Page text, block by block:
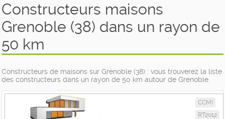
Constructeurs maisons
Grenoble (38) dans un rayon de
50 km
Constructeurs de maisons sur Grenoble (38) : vous trouverez la liste
des constructeurs dans un rayon de 50 km autour de Grenoble.
CCMI
RT2012